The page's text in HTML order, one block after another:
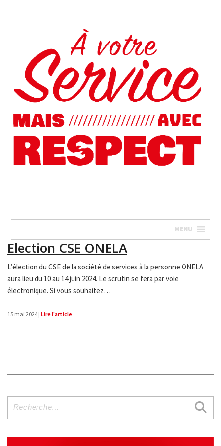
MENU
Election CSE ONELA
L’élection du CSE de la société de services à la personne ONELA
aura lieu du 10 au 14 juin 2024. Le scrutin se fera par voie
électronique. Si vous souhaitez…
15 mai 2024 | Lire l'article
pour